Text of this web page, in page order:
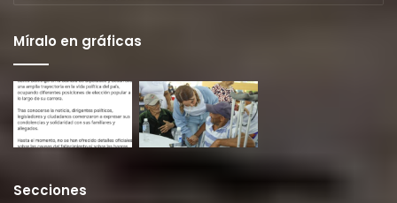
Míralo en gráficas
Secciones